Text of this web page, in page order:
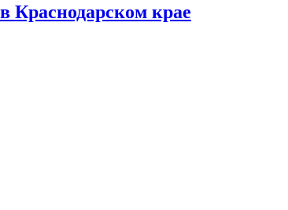
Краснодарском крае